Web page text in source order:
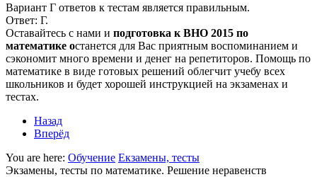
Вариант Г ответов к тестам является правильным.
Ответ: Г.
Оставайтесь с нами и подготовка к ВНО 2015 по
математике останется для Вас приятным воспоминанием и
сэкономит много времени и денег на репетиторов. Помощь по
математике в виде готовых решений облегчит учебу всех
школьников и будет хорошей инструкцией на экзаменах и
тестах.
Назад
Вперёд
You are here: Обучение Екзамены, тесты
Экзамены, тесты по математике. Решение неравенств